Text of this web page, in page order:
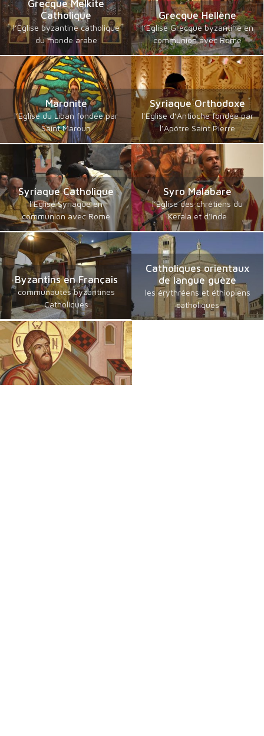
Grecque Melkite
Catholique
l’Eglise byzantine catholique
du monde arabe
Grecque Hellène
l’Eglise Grecque byzantine en
communion avec Rome
Maronite
l’Eglise du Liban fondée par
Saint Maroun
Syriaque Orthodoxe
l’Eglise d’Antioche fondée par
l’Apôtre Saint Pierre
Syriaque Catholique
l’Eglise Syriaque en
communion avec Rome
Syro Malabare
l’Eglise des chrétiens du
Kerala et d’Inde
Byzantins en Français
communautés byzantines
Catholiques
Catholiques orientaux
de langue guèze
les érythréens et éthiopiens
catholiques